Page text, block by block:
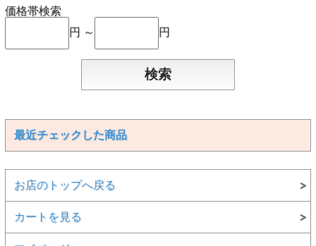
価格帯検索
円 ～
円
最近チェックした商品
お店のトップへ戻る
カートを見る